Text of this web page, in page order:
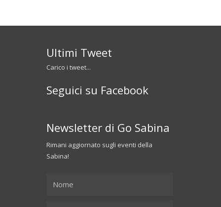
Ultimi Tweet
Carico i tweet...
Seguici su Facebook
Newsletter di Go Sabina
Rimani aggiornato sugli eventi della
Sabina!